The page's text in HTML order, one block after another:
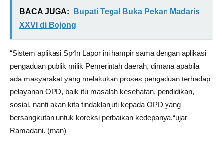
BACA JUGA:
Bupati Tegal Buka Pekan Madaris
XXVI di Bojong
“Sistem aplikasi Sp4n Lapor ini hampir sama dengan aplikasi
pengaduan publik milik Pemerintah daerah, dimana apabila
ada masyarakat yang melakukan proses pengaduan terhadap
pelayanan OPD, baik itu masalah kesehatan, pendidikan,
sosial, nanti akan kita tindaklanjuti kepada OPD yang
bersangkutan untuk koreksi perbaikan kedepanya,“ujar
Ramadani. (man)